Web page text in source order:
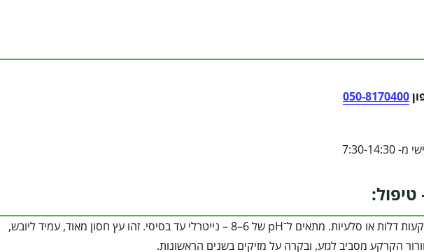
050-8170400
טיפול:
קרקע קלה עד בינונית, מנוקזת היטב, ועמיד גם בקרקעות דלות או סלעיות. מתאים ל־pH של 6–8 – נייטרלי עד בסיסי. זהו עץ חסון מאוד, עמיד ליובש,
הקרקע מסביב לגזע, ובקרה על מזיקים בשנים הראשונות.